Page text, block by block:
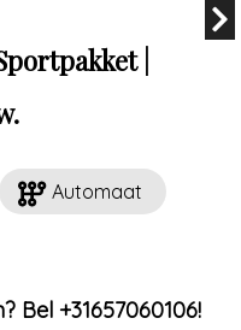
|
Automaat
Bel +31657060106!